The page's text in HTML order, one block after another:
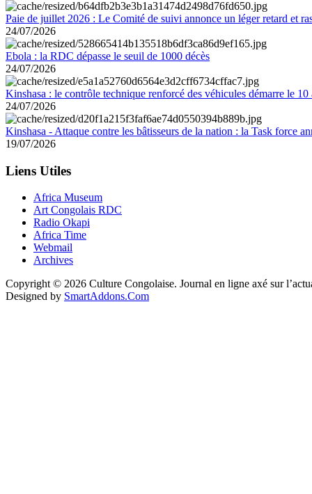
Paie de juillet 2026 : Le Comité de suivi annonce un léger retard et
24/07/2026
Ebola : la RDC dépasse le seuil de 1000 décès
24/07/2026
Kinshasa : le contrôle technique renforcé des véhicules démarre le 10
24/07/2026
Kinshasa - Attaque contre les bâtisseurs de la nation : la Task force
19/07/2026
Liens Utiles
Africa Museum
Art Congolais RDC
Radio Okapi
Africa Time
Webmail
Archives
Copyright © 2026 Culture Congolaise. Journal en ligne axé sur
Designed by SmartAddons.Com